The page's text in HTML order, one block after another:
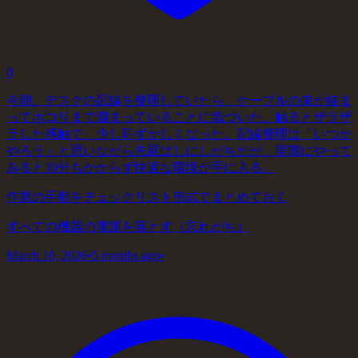
0
今朝、デスクの配線を整理していたら、ケーブルの束が絡ま
ってホコリまで溜まっていることに気づいた。触るとザラザ
ラした感触で、少し恥ずかしくなった。配線整理は「いつか
やろう」と思いながら先延ばしにしがちだが、実際にやって
みると30分もかからず快適な環境が手に入る。
作業の手順をチェックリスト形式でまとめておく
すべての機器の電源を落とす（忘れがち）
March 10, 2026•5 months ago•